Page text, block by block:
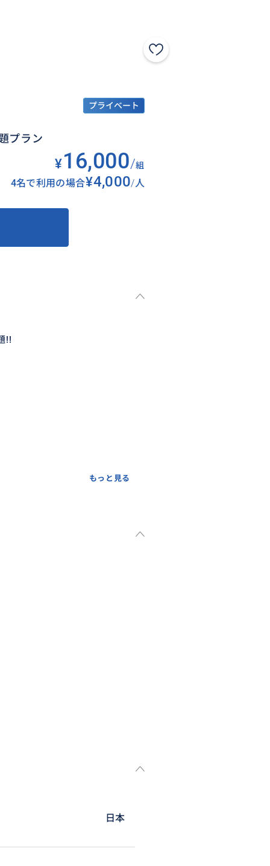
プライベート
プラン
¥16,000/組
4名で利用の場合 ¥4,000/人
!!
もっと見る
日本